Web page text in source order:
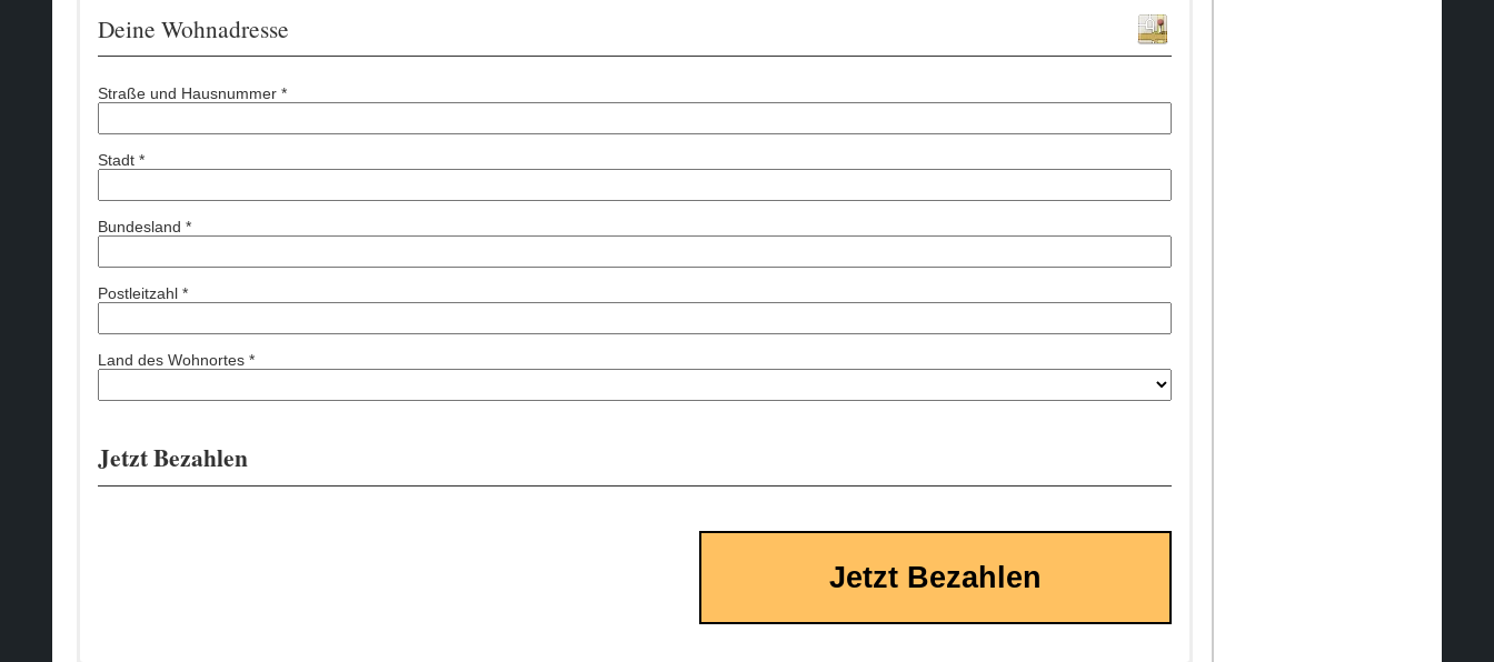
Deine Wohnadresse
Straße und Hausnummer *
Stadt *
Bundesland *
Postleitzahl *
Land des Wohnortes *
Jetzt Bezahlen
Jetzt Bezahlen